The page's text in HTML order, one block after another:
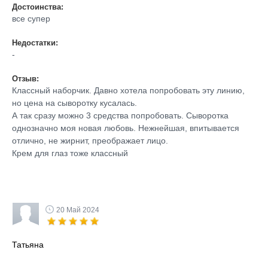
Достоинства:
все супер
Недостатки:
-
Отзыв:
Классный наборчик. Давно хотела попробовать эту линию,
но цена на сыворотку кусалась.
А так сразу можно 3 средства попробовать. Сыворотка
однозначно моя новая любовь. Нежнейшая, впитывается
отлично, не жирнит, преображает лицо.
Крем для глаз тоже классный
20 Май 2024
Татьяна